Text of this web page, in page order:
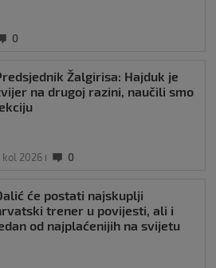
0
Žalgirisa: Hajduk je
na drugoj razini, naučili smo
kol 2026 0
će postati najskuplji
trener u povijesti, ali i
od najplaćenijih na svijetu